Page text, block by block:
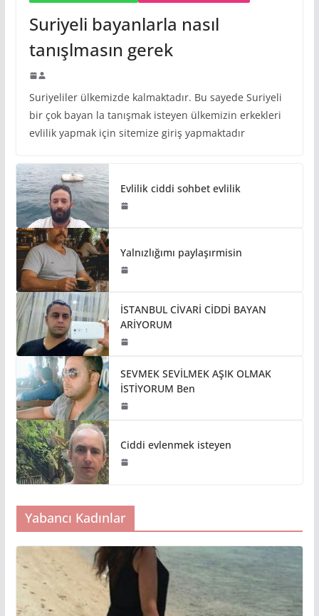
Suriyeli bayanlarla nasıl
tanışlmasın gerek
Suriyeliler ülkemizde kalmaktadır. Bu sayede Suriyeli
bir çok bayan la tanışmak isteyen ülkemizin erkekleri
evlilik yapmak için sitemize giriş yapmaktadır
Evlilik ciddi sohbet evlilik
Yalnızlığımı paylaşırmisin
İSTANBUL CİVARİ CİDDİ BAYAN
ARİYORUM
SEVMEK SEVİLMEK AŞIK OLMAK
İSTİYORUM Ben
Ciddi evlenmek isteyen
Yabancı Kadınlar